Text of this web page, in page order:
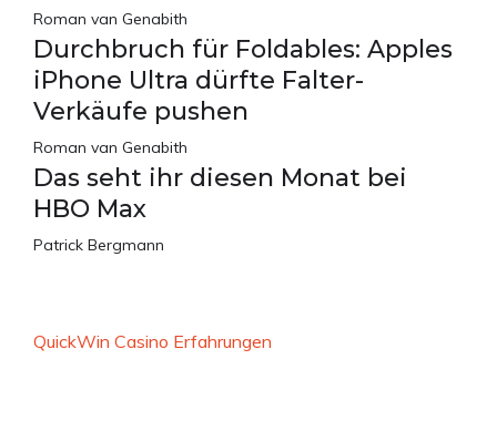
Roman van Genabith
Durchbruch für Foldables: Apples
iPhone Ultra dürfte Falter-
Verkäufe pushen
Roman van Genabith
Das seht ihr diesen Monat bei
HBO Max
Patrick Bergmann
QuickWin Casino Erfahrungen